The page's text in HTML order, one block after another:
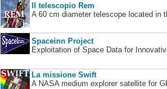
Il telescopio Rem
A 60 cm diameter telescope located in
Spaceinn Project
Exploitation of Space Data for
La missione Swift
A NASA medium explorer satellite for